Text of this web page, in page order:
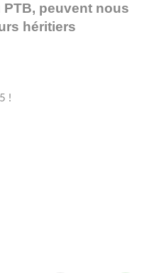
PTB, peuvent nous
héritiers
!